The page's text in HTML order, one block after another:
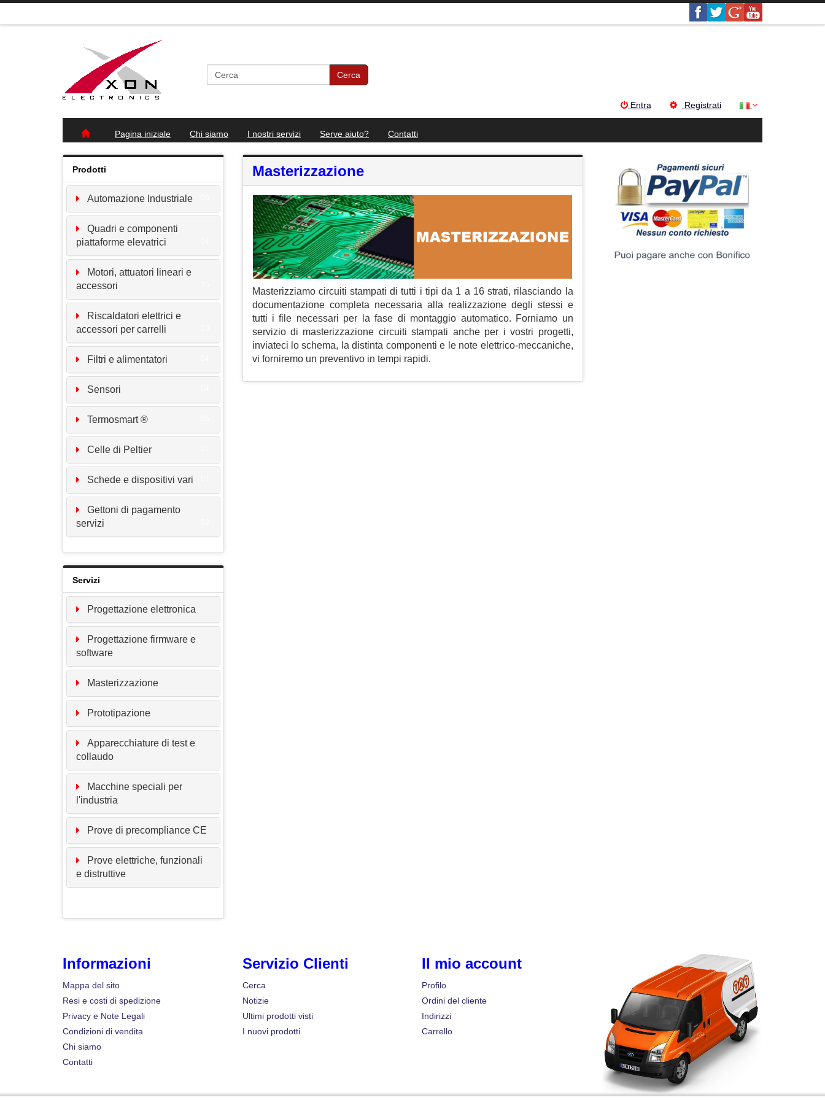
Cerca
Entra Registrati
Pagina iniziale Chi siamo I nostri servizi Serve aiuto? Contatti
Prodotti
Automazione Industriale
Quadri e componenti
piattaforme elevatrici
Motori, attuatori lineari e
accessori
Riscaldatori elettrici e
accessori per carrelli
Filtri e alimentatori
Sensori
Termosmart ®
Celle di Peltier
Schede e dispositivi vari
Gettoni di pagamento
servizi
Servizi
Progettazione elettronica
Progettazione firmware e
software
Masterizzazione
Prototipazione
Apparecchiature di test e
collaudo
Macchine speciali per
l'industria
Prove di precompliance CE
Prove elettriche, funzionali
e distruttive
Masterizzazione
Masterizziamo circuiti stampati di tutti i tipi da 1 a 16 strati, rilasciando la
documentazione completa necessaria alla realizzazione degli stessi e
tutti i file necessari per la fase di montaggio automatico. Forniamo un
servizio di masterizzazione circuiti stampati anche per i vostri progetti,
inviateci lo schema, la distinta componenti e le note elettrico-meccaniche,
vi forniremo un preventivo in tempi rapidi.
Informazioni
Mappa del sito
Resi e costi di spedizione
Privacy e Note Legali
Condizioni di vendita
Chi siamo
Contatti
Servizio Clienti
Cerca
Notizie
Ultimi prodotti visti
I nuovi prodotti
Il mio account
Profilo
Ordini del cliente
Indirizzi
Carrello